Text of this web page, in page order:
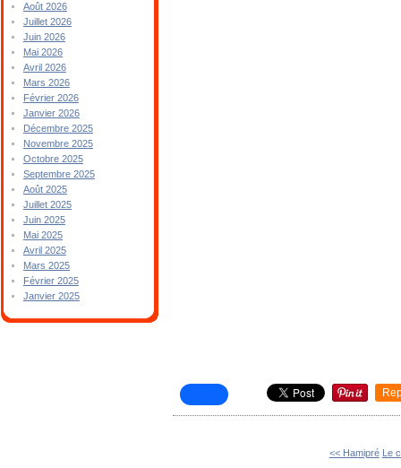
Août 2026
Juillet 2026
Juin 2026
Mai 2026
Avril 2026
Mars 2026
Février 2026
Janvier 2026
Décembre 2025
Novembre 2025
Octobre 2025
Septembre 2025
Août 2025
Juillet 2025
Juin 2025
Mai 2025
Avril 2025
Mars 2025
Février 2025
Janvier 2025
<< Hamipré Le